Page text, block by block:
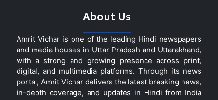
About Us
Amrit Vichar is one of the leading Hindi newspapers
and media houses in Uttar Pradesh and Uttarakhand,
with a strong and growing presence across print,
digital, and multimedia platforms. Through its news
portal, Amrit Vichar delivers the latest breaking news,
in-depth coverage, and updates in Hindi from India